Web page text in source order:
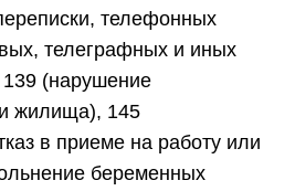
телефонных
телеграфных и иных
(нарушение
жилища), 145
в приеме на работу или
беременных